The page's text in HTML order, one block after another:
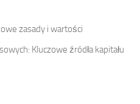
zasady i wartości
Kluczowe źródła kapitału